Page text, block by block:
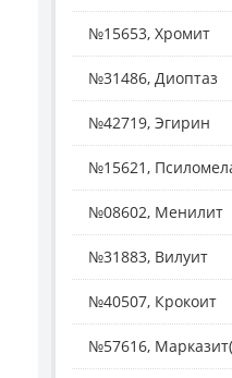
№15653, Хромит
№31486, Диоптаз
№42719, Эгирин
№15621,
№08602, Менилит
№31883, Вилуит
№40507, Крокоит
№57616,